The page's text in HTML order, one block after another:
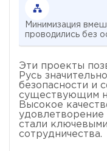
Минимизация
проводились без
Эти проекты
Русь
безопасности и
существующим
Высокое
удовлетворение
стали
сотрудничества.